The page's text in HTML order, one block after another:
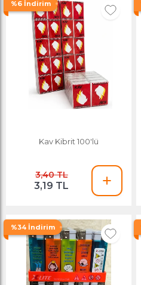
%6 İndirim
Kav Kibrit 100'lü
3,40 TL
3,19 TL
%34 İndirim